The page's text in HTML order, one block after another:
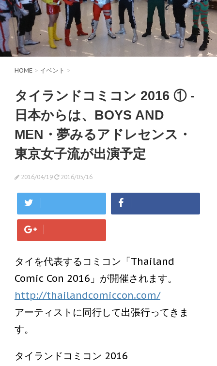
HOME > イベント >
タイランドコミコン 2016 ① -
日本からは、BOYS AND
MEN・夢みるアドレセンス・
東京女子流が出演予定
2016/04/19 2016/05/16
タイを代表するコミコン「Thailand
Comic Con 2016」が開催されます。
http://thailandcomiccon.com/
アーティストに同行して出張行ってきま
す。
タイランドコミコン 2016